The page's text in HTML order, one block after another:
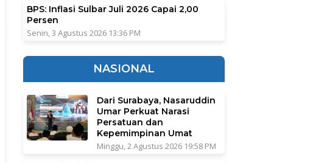
BPS: Inflasi Sulbar Juli 2026 Capai 2,00
Persen
Senin, 3 Agustus 2026 13:36 PM
NASIONAL
Dari Surabaya, Nasaruddin
Umar Perkuat Narasi
Persatuan dan
Kepemimpinan Umat
Minggu, 2 Agustus 2026 19:58 PM